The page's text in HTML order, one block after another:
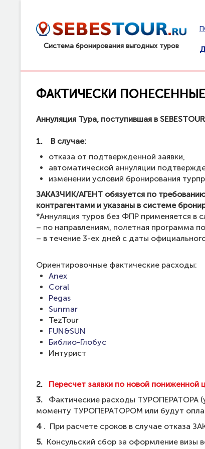
Система бронирования выгодных туров
ФАКТИЧЕСКИ
Аннуляция Тура, поступившая в
1.
В случае:
отказа от подтвержденной заявки,
автоматической аннуляции
изменении условий бронирования
ЗАКАЗЧИК/АГЕНТ обязуется по
контрагентами и указаны в системе
*Аннуляция туров без ФПР применяется в
– по направлениям, полетная программа
– в течение 3-ех дней с даты
Ориентировочные фактические расходы:
Anex
Coral
Pegas
Sunmar
TezTour
FUN&SUN
Библио-Глобус
Интурист
2.
Пересчет заявки по новой пониженной
3. Фактические расходы ТУРОПЕРАТОРА
моменту ТУРОПЕРАТОРОМ или будут
4 . При расчете сроков в случае отказа
5. Консульский сбор за оформление визы